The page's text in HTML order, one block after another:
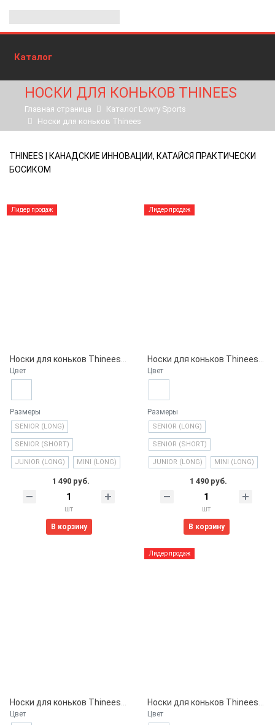
Каталог
НОСКИ ДЛЯ КОНЬКОВ THINEES
Главная страница
Каталог Lowry Sports
Носки для коньков Thinees
THINEES | КАНАДСКИЕ ИННОВАЦИИ, КАТАЙСЯ ПРАКТИЧЕСКИ
БОСИКОМ
Лидер продаж
Цвет
Размеры
SENIOR (LONG)
SENIOR (SHORT)
JUNIOR (LONG) MINI (LONG)
1 490 руб.
шт
В корзину
Лидер продаж
Цвет
Размеры
SENIOR (LONG)
SENIOR (SHORT)
JUNIOR (LONG) MINI (LONG)
1 490 руб.
шт
В корзину
Носки для коньков Thinees, Steel Gray
Цвет
Лидер продаж
Носки для коньков Thinees, True Red
Цвет